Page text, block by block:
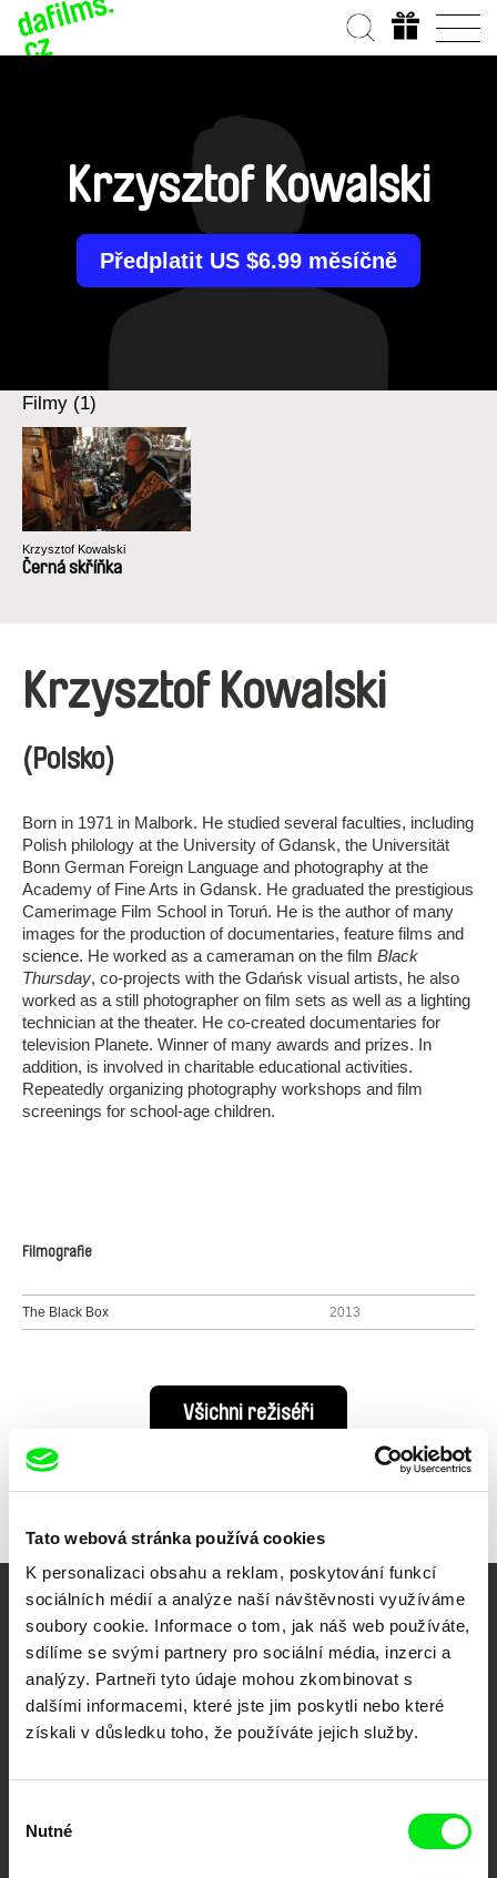
Tato webová stránka používá cookies
K personalizaci obsahu a reklam, poskytování funkcí
sociálních médií a analýze naší návštěvnosti využíváme
soubory cookie. Informace o tom, jak náš web používáte,
sdílíme se svými partnery pro sociální média, inzerci a
analýzy. Partneři tyto údaje mohou zkombinovat s
dalšími informacemi, které jste jim poskytli nebo které
získali v důsledku toho, že používáte jejich služby.
souhlasu
Nutné
Krzysztof Kowalski
Předplatit US $6.99 měsíčně
Filmy (1)
Krzysztof Kowalski
Černá skříňka
Krzysztof Kowalski
(Polsko)
Born in 1971 in Malbork. He studied several faculties, including
Polish philology at the University of Gdansk, the Universität
Bonn German Foreign Language and photography at the
Academy of Fine Arts in Gdansk. He graduated the prestigious
Camerimage Film School in Toruń. He is the author of many
images for the production of documentaries, feature films and
science. He worked as a cameraman on the film Black
Thursday, co-projects with the Gdańsk visual artists, he also
worked as a still photographer on film sets as well as a lighting
technician at the theater. He co-created documentaries for
television Planete. Winner of many awards and prizes. In
addition, is involved in charitable educational activities.
Repeatedly organizing photography workshops and film
screenings for school-age children.
Filmografie
The Black Box 2013
Všichni režiséři
Vaše online
dokumentární kino
Nové festivalové filmy
každý týden
Portál DAFilms.cz je výsledkem tvůrčí spolupráce 7 klíčových evropských
festivalů dokumentárního filmu sdružených do Doc Alliance. Naším cílem je
posouvat hranice dokumentárního filmu, propagovat jeho rozmanitost a